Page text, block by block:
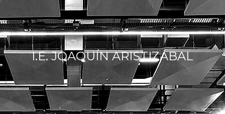
I.E. JOAQUÍN ARISTIZÁBAL